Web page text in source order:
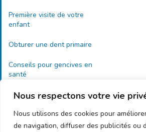
Nous respectons votre vie
Nous utilisons des cookies pour
de navigation, diffuser des publicités ou
Première visite de votre
enfant
Obturer une dent primaire
Conseils pour gencives en
santé
Importance de l’examen